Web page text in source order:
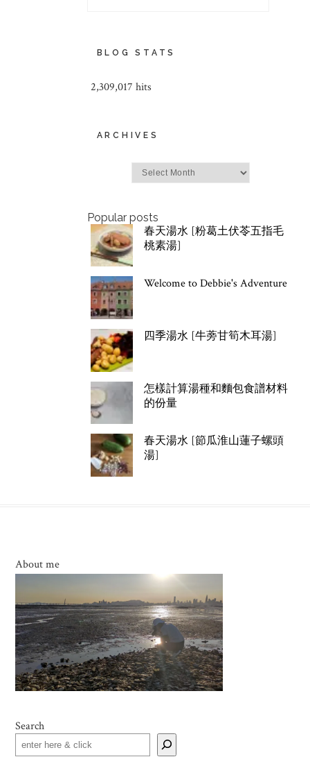
BLOG STATS
2,309,017 hits
ARCHIVES
Popular posts
春天湯水 [粉葛土伏苓五指毛
桃素湯]
Welcome to Debbie's Adventure
四季湯水 [牛蒡甘筍木耳湯]
怎樣計算湯種和麵包食譜材料
的份量
春天湯水 [節瓜淮山蓮子螺頭
湯]
About me
Search